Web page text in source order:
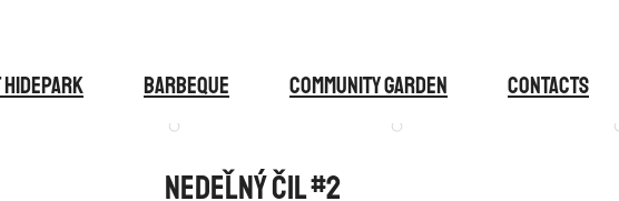
BARBEQUE COMMUNITY GARDEN Contacts
Nedeľný ČIL #2